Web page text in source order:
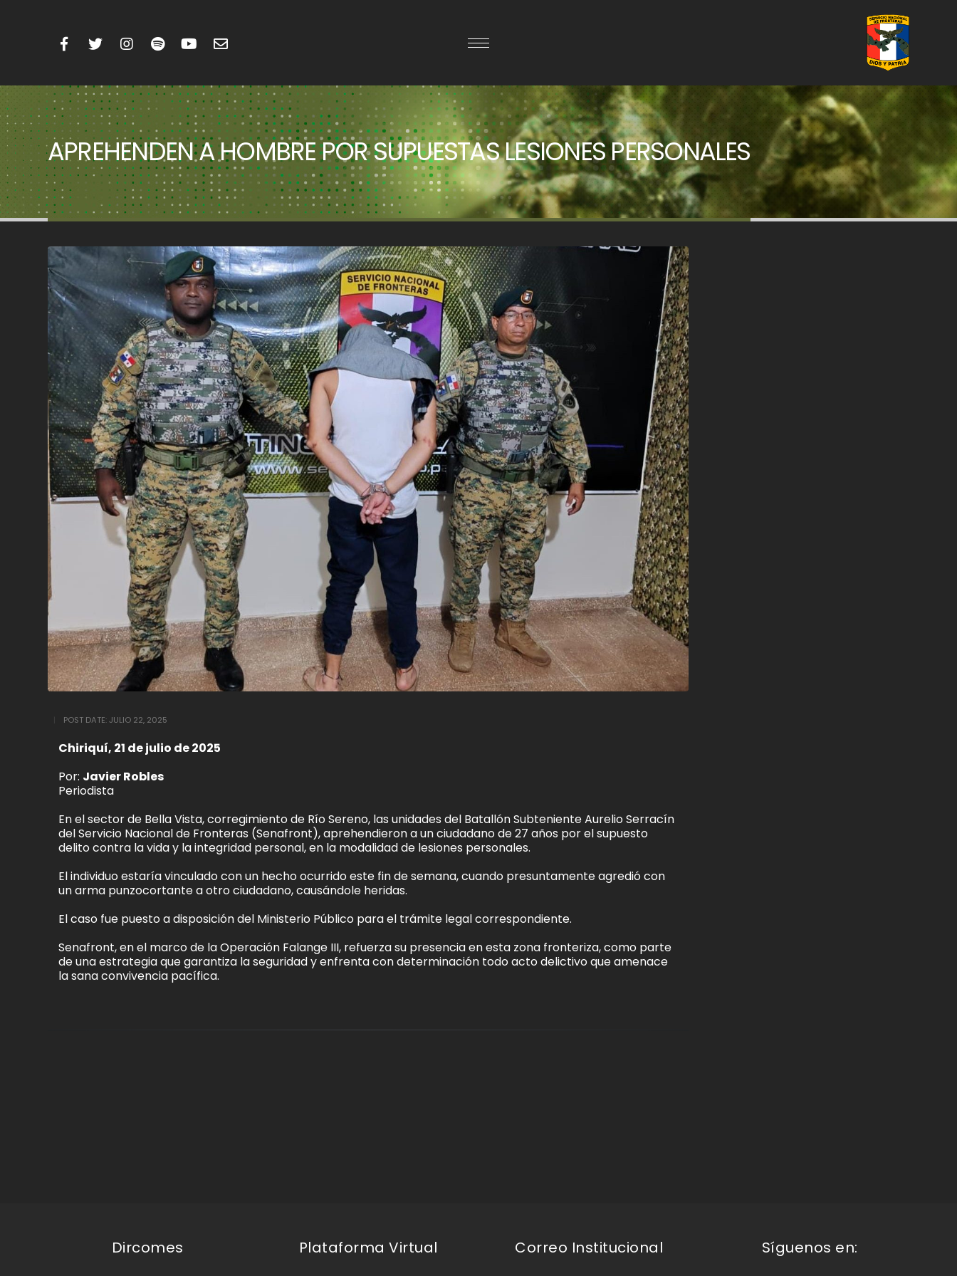
APREHENDEN A HOMBRE POR SUPUESTAS LESIONES PERSONALES
POST DATE:JULIO 22, 2025
Chiriquí, 21 de julio de 2025
Por: Javier Robles
Periodista
En el sector de Bella Vista, corregimiento de Río Sereno, las unidades del Batallón Subteniente Aurelio Serracín
del Servicio Nacional de Fronteras (Senafront), aprehendieron a un ciudadano de 27 años por el supuesto
delito contra la vida y la integridad personal, en la modalidad de lesiones personales.
El individuo estaría vinculado con un hecho ocurrido este fin de semana, cuando presuntamente agredió con
un arma punzocortante a otro ciudadano, causándole heridas.
El caso fue puesto a disposición del Ministerio Público para el trámite legal correspondiente.
Senafront, en el marco de la Operación Falange III, refuerza su presencia en esta zona fronteriza, como parte
de una estrategia que garantiza la seguridad y enfrenta con determinación todo acto delictivo que amenace
la sana convivencia pacífica.
Dircomes Plataforma Virtual Correo Institucional Síguenos en: